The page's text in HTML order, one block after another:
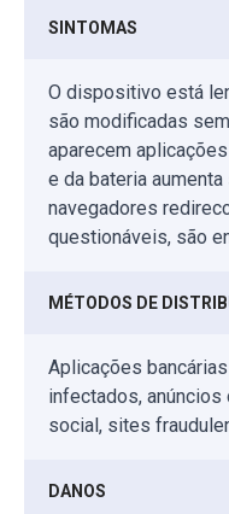
SINTOMAS
O dispositivo está
são modificadas
aparecem
e da bateria
navegadores
questionáveis, são
MÉTODOS DE
Aplicações
infectados, anúncios
social, sites
DANOS